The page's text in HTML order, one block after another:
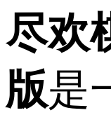
尽欢
版是